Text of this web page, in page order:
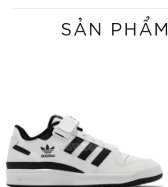
SẢN PHẨM